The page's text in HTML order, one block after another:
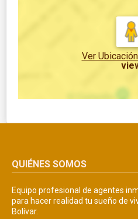
Ver Ubicación
QUIÉNES SOMOS
Equipo profesional de agentes
para hacer realidad tu sueño de
Bolívar.